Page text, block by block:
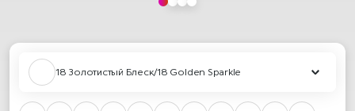
18 Золотистый Блеск/18 Golden Sparkle